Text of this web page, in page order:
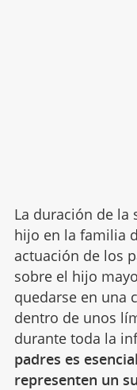
La duración de la
hijo en la familia
actuación de los
sobre el hijo
quedarse en una
dentro de unos
durante toda la
padres es
representen un